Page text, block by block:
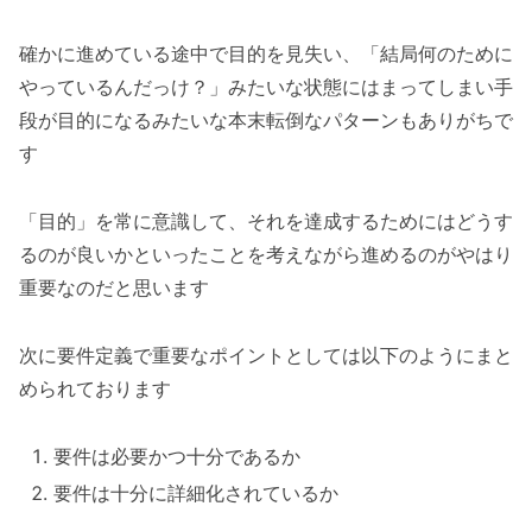
確かに進めている途中で目的を見失い、「結局何のために
やっているんだっけ？」みたいな状態にはまってしまい手
段が目的になるみたいな本末転倒なパターンもありがちで
す
「目的」を常に意識して、それを達成するためにはどうす
るのが良いかといったことを考えながら進めるのがやはり
重要なのだと思います
次に要件定義で重要なポイントとしては以下のようにまと
められております
要件は必要かつ十分であるか
要件は十分に詳細化されているか